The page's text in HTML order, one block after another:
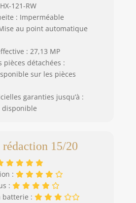
fluides. Ce qui est
inclus: Caméra
HERO12 Black,
Fixation adhésive
incurvée, Boucle de
fixation et vis
moletée, Câble
121-RW
: Imperméable
au point automatique
: 27,13 MP
détachées :
sur les pièces
garanties jusqu’à :
15/20
:
:
batterie :